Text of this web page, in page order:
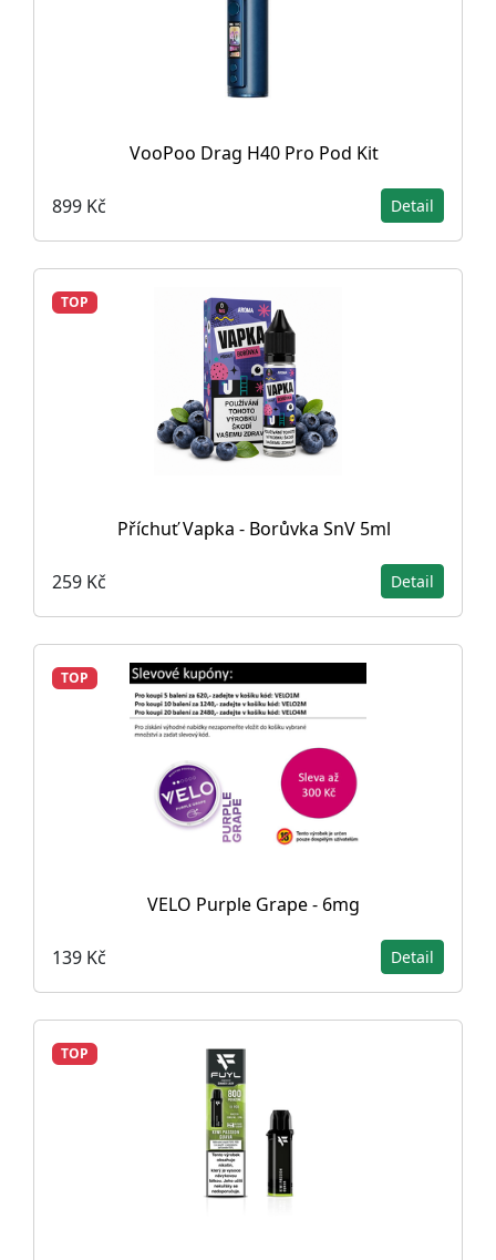
VooPoo Drag H40 Pro Pod Kit
899 Kč Detail
TOP
Příchuť Vapka - Borůvka SnV 5ml
259 Kč Detail
TOP
VELO Purple Grape - 6mg
139 Kč Detail
TOP